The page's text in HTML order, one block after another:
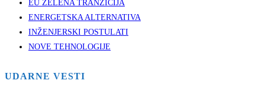
EU ZELENA TRANZICIJA
ENERGETSKA ALTERNATIVA
INŽENJERSKI POSTULATI
NOVE TEHNOLOGIJE
UDARNE VESTI